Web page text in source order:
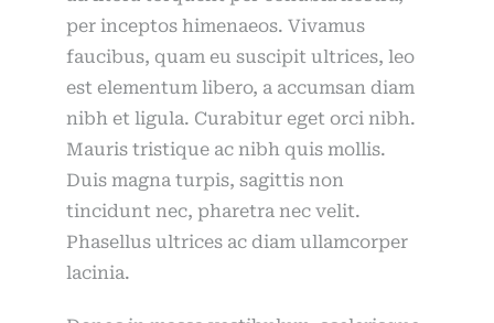
per inceptos himenaeos. Vivamus
faucibus, quam eu suscipit ultrices, leo
est elementum libero, a accumsan diam
nibh et ligula. Curabitur eget orci nibh.
Mauris tristique ac nibh quis mollis.
Duis magna turpis, sagittis non
tincidunt nec, pharetra nec velit.
Phasellus ultrices ac diam ullamcorper
lacinia.